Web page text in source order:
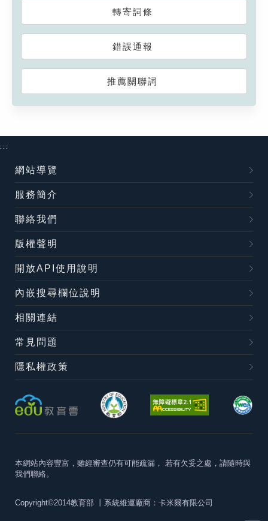
轉寄詞條
錯誤通報
推薦關聯詞
:::
網站導覽
服務簡介
聯絡我們
版權聲明
開放API使用說明
內嵌搜尋欄位說明
相關連結
常見問題
隱私權政策
本網站內容豐富，雖經審查仍有可能疏漏， 若有欠妥之處，請隨時與
我們聯絡。
Copyright©2014教育部 丨系統維運廠商：卡米爾有限公司